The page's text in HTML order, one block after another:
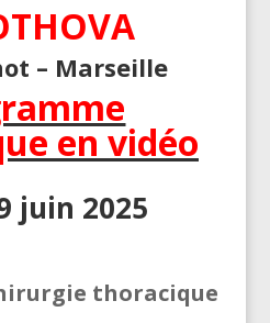
– Marseille
en vidéo
juin 2025
thoracique